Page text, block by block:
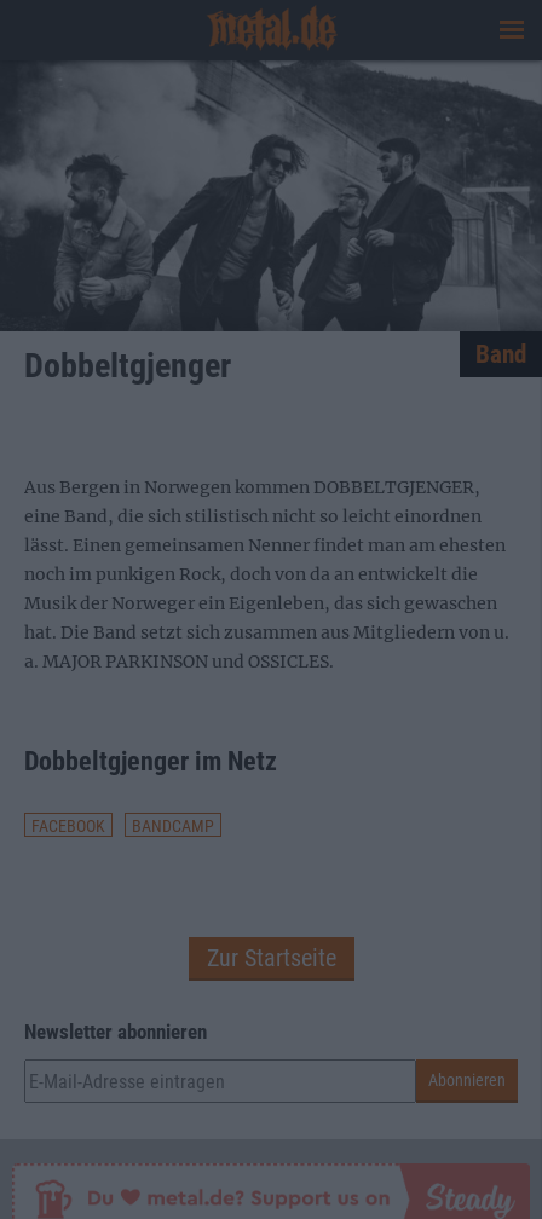
Dobbeltgjenger Band
Aus Bergen in Norwegen kommen DOBBELTGJENGER,
eine Band, die sich stilistisch nicht so leicht einordnen
lässt. Einen gemeinsamen Nenner findet man am ehesten
noch im punkigen Rock, doch von da an entwickelt die
Musik der Norweger ein Eigenleben, das sich gewaschen
hat. Die Band setzt sich zusammen aus Mitgliedern von u.
a. MAJOR PARKINSON und OSSICLES.
Dobbeltgjenger im Netz
FACEBOOK BANDCAMP
Zur Startseite
Newsletter abonnieren